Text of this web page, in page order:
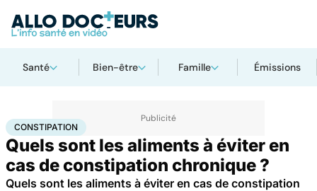
Santé Bien-être Famille Émissions
AccueilBien-être Nutrition Constipation
CONSTIPATION
Quels sont les aliments à éviter en
cas de constipation chronique ?
Quels sont les aliments à éviter en cas de constipation